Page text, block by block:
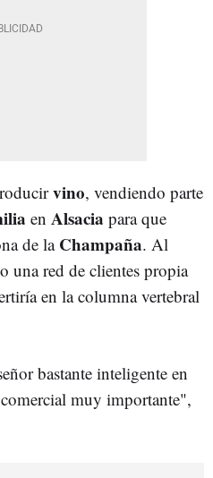
vino, vendiendo parte
en Alsacia para que
de la Champaña. Al
una red de clientes propia
en la columna vertebral
bastante inteligente en
muy importante",